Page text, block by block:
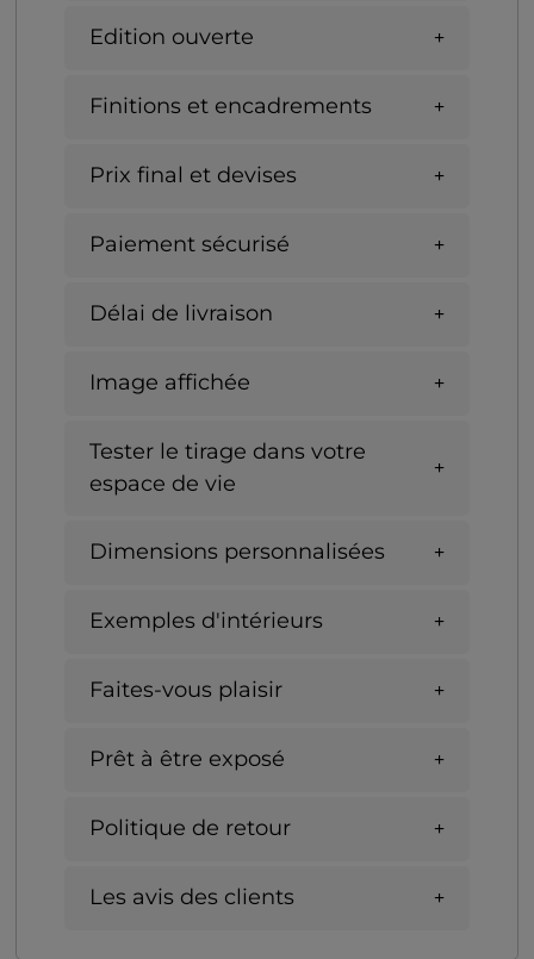
Edition ouverte
Finitions et encadrements
Prix final et devises
Paiement sécurisé
Délai de livraison
Image affichée
Tester le tirage dans votre
espace de vie
Dimensions personnalisées
Exemples d'intérieurs
Faites-vous plaisir
Prêt à être exposé
Politique de retour
Les avis des clients